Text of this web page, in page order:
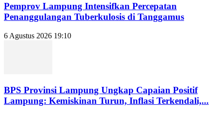
Pemprov Lampung Intensifkan Percepatan
Penanggulangan Tuberkulosis di Tanggamus
6 Agustus 2026 19:10
BPS Provinsi Lampung Ungkap Capaian Positif
Lampung: Kemiskinan Turun, Inflasi Terkendali,...